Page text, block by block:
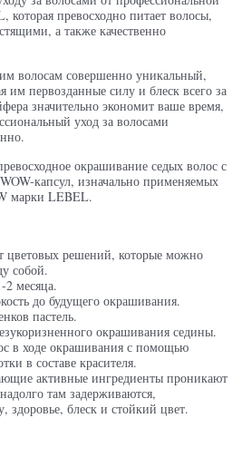
превосходно питает волосы,
а также качественно
волосам совершенно уникальный,
им первозданные силу и блеск всего за
значительно экономит ваше время,
уход за волосами
окрашивание седых волос с
капсул, изначально применяемых
марки LEBEL.
цветовых решений, которые можно
собой.
2 месяца.
до будущего окрашивания.
пастель.
окрашивания седины.
в ходе окрашивания с помощью
в составе красителя.
активные ингредиенты проникают
там задерживаются,
здоровье, блеск и стойкий цвет.